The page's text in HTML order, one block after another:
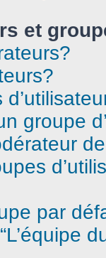
et
groupe
par